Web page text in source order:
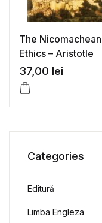
The Nicomachean
Ethics – Aristotle
37,00 lei
Categories
Editură
Limba Engleza